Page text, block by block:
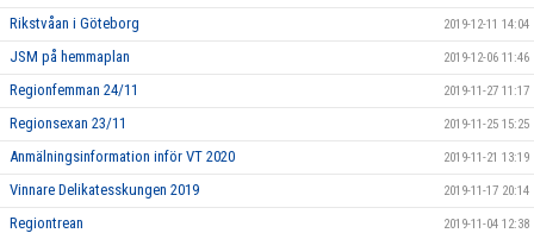
Rikstvåan i Göteborg 2019-12-11 14:04
JSM på hemmaplan 2019-12-06 11:46
Regionfemman 24/11 2019-11-27 11:17
Regionsexan 23/11 2019-11-25 15:25
Anmälningsinformation inför VT 2020 2019-11-21 13:19
Vinnare Delikatesskungen 2019 2019-11-17 20:14
Regiontrean 2019-11-04 12:38